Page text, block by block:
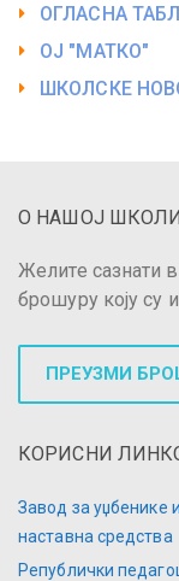
ОГЛАСНА
ОЈ "МАТКО"
ШКОЛСКЕ
О НАШОЈ ШКОЛИ
Желите сазнати
брошуру коју су
ПРЕУЗМИ
КОРИСНИ
Завод за уџбенике и
наставна средства
Републички